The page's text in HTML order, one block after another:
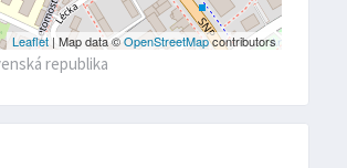
Leaflet| Map data ©OpenStreetMapcontributors
republika